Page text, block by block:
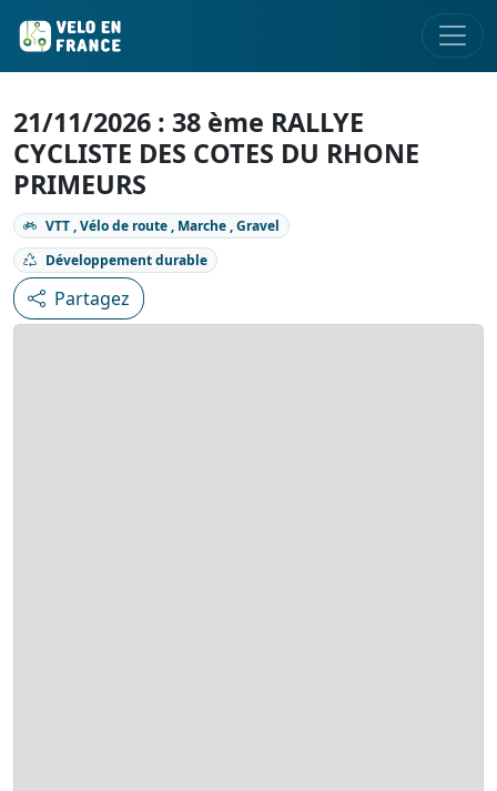
21/11/2026 : 38 ème RALLYE
CYCLISTE DES COTES DU RHONE
PRIMEURS
VTT , Vélo de route , Marche , Gravel
Développement durable
Partagez